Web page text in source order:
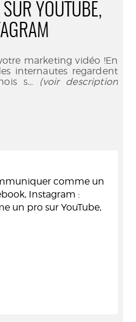
YOUTUBE,
marketing vidéo !En
internautes regardent
s... (voir description
comme un
Instagram :
un pro sur YouTube,